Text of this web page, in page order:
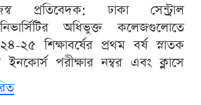
প্রতিবেদক: ঢাকা সেন্ট্রাল
অধিভুক্ত কলেজগুলোতে
২৫ শিক্ষাবর্ষের প্রথম বর্ষ স্নাতক
ইনকোর্স পরীক্ষার নম্বর এবং ক্লাসে